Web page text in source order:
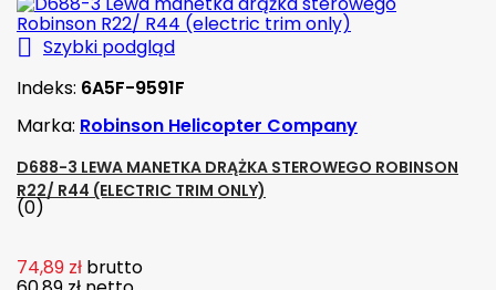
 Szybki podgląd
Indeks: 6A5F-9591F
Marka: Robinson Helicopter Company
D688-3 LEWA MANETKA DRĄŻKA STEROWEGO ROBINSON
R22/ R44 (ELECTRIC TRIM ONLY)
(0)
74,89 zł brutto